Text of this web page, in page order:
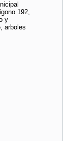
192,
y
arboles